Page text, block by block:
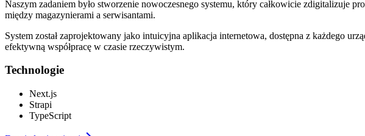
Naszym zadaniem było stworzenie nowoczesnego systemu, który całkowicie zdigitalizuje
między magazynierami a serwisantami.
System został zaprojektowany jako intuicyjna aplikacja internetowa, dostępna z każdego
efektywną współpracę w czasie rzeczywistym.
Technologie
Next.js
Strapi
TypeScript